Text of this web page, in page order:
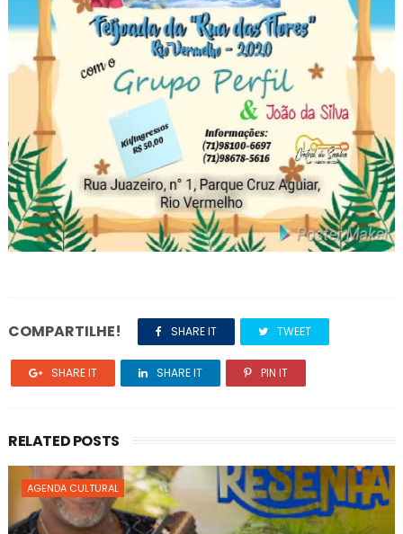
COMPARTILHE! SHARE IT TWEET
SHARE IT SHARE IT PIN IT
RELATED POSTS
AGENDA CULTURAL